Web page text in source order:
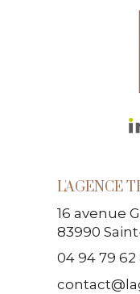
L'AGENCE
16 avenue
83990
04 94 79 62